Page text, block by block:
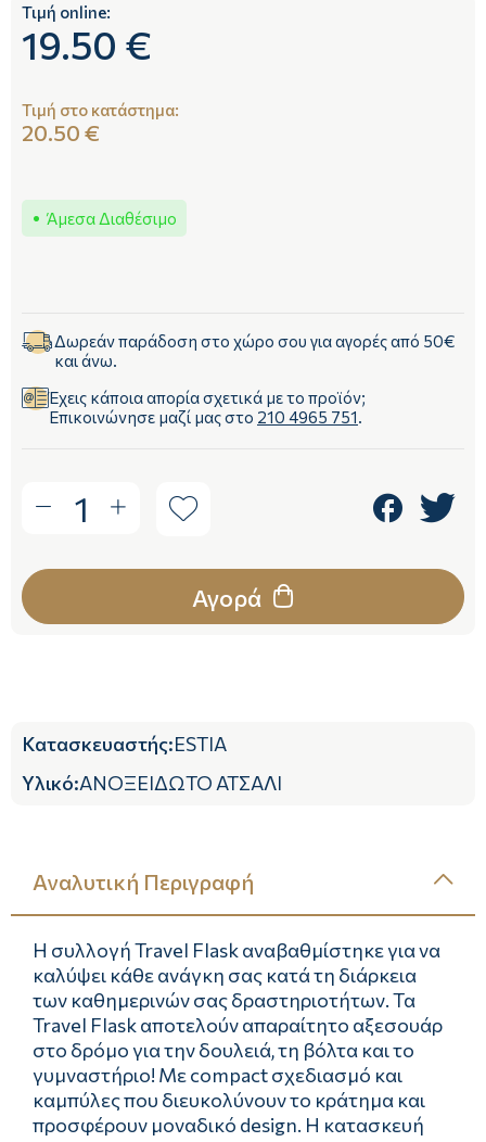
Τιμή online:
19.50 €
Τιμή στο κατάστημα:
20.50 €
Άμεσα Διαθέσιμο
Δωρεάν παράδοση στο χώρο σου για αγορές από 50€
και άνω.
Έχεις κάποια απορία σχετικά με το προϊόν;
Επικοινώνησε μαζί μας στο 210 4965 751.
1
Αγορά
Κατασκευαστής:ESTIA
Υλικό:ΑΝΟΞΕΙΔΩΤΟ ΑΤΣΑΛΙ
Αναλυτική Περιγραφή
Η συλλογή Travel Flask αναβαθμίστηκε για να
καλύψει κάθε ανάγκη σας κατά τη διάρκεια
των καθημερινών σας δραστηριοτήτων. Τα
Travel Flask αποτελούν απαραίτητο αξεσουάρ
στο δρόμο για την δουλειά, τη βόλτα και το
γυμναστήριο! Με compact σχεδιασμό και
καμπύλες που διευκολύνουν το κράτημα και
προσφέρουν μοναδικό design. Η κατασκευή